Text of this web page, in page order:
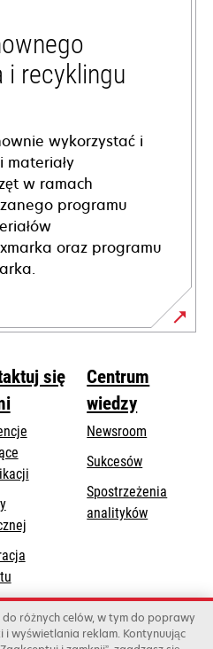
i recyklingu
wykorzystać i
w ramach
programu
oraz programu
się
opens
a
tab
Centrum
wiedzy
Newsroom
Sukcesów
Spostrzeżenia
analityków
różnych celów, w tym do poprawy
wyświetlania reklam. Kontynuując